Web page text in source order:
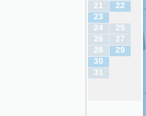
21
22
23
24
25
26
27
28
29
30
31